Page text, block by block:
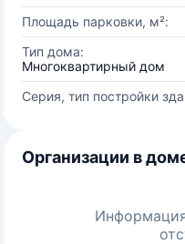
Площадь парковки, м²:
Тип дома:
Многоквартирный дом
Серия, тип постройки
Организации в